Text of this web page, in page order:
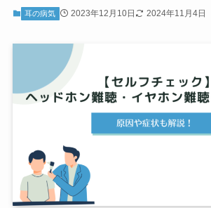
耳の病気 2023年12月10日 2024年11月4日